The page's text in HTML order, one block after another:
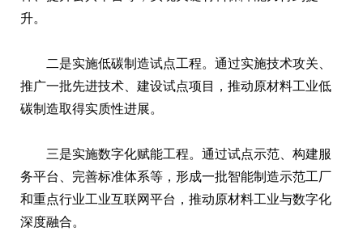
升。
二是实施低碳制造试点工程。通过实施技术攻关、
推广一批先进技术、建设试点项目，推动原材料工业低
碳制造取得实质性进展。
三是实施数字化赋能工程。通过试点示范、构建服
务平台、完善标准体系等，形成一批智能制造示范工厂
和重点行业工业互联网平台，推动原材料工业与数字化
深度融合。